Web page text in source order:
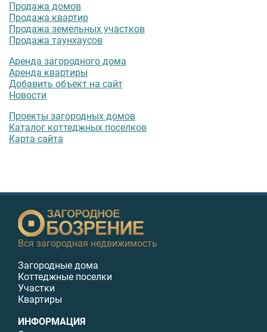
Продажа домов
Продажа квартир
Продажа земельных участков
Продажа таунхаусов
Аренда загородного дома
Аренда квартиры
Добавить объект на сайт
Новости
Проекты загородных домов
Каталог коттеджных поселков
Карта сайта
Вся загородная недвижимость
Загородные дома
Коттеджные поселки
Участки
Квартиры
ИНФОРМАЦИЯ